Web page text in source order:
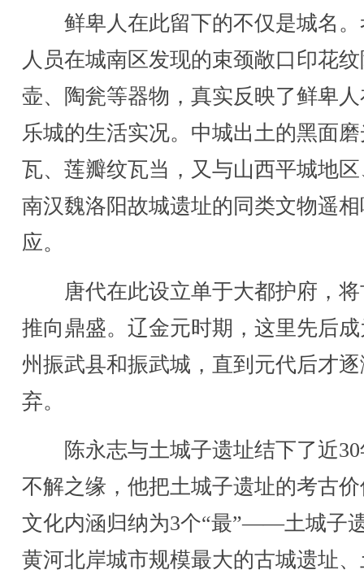
鲜卑人在此留下的不仅是城名。
人员在城南区发现的束颈敞口印花
壶、陶瓮等器物，真实反映了鲜卑
乐城的生活实况。中城出土的黑面
瓦、莲瓣纹瓦当，又与山西平城地
南汉魏洛阳故城遗址的同类文物遥
应。
唐代在此设立单于大都护府，将
推向鼎盛。辽金元时期，这里先后
州振武县和振武城，直到元代后才
弃。
陈永志与土城子遗址结下了近30
不解之缘，他把土城子遗址的考古
文化内涵归纳为3个“最”——土城子
黄河北岸城市规模最大的古城遗址